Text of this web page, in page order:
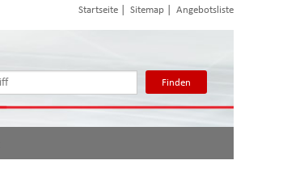
Startseite Sitemap Angebotsliste
Finden